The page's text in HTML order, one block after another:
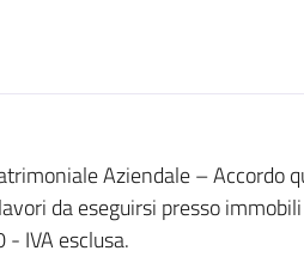
Aziendale – Accordo
da eseguirsi presso
IVA esclusa.